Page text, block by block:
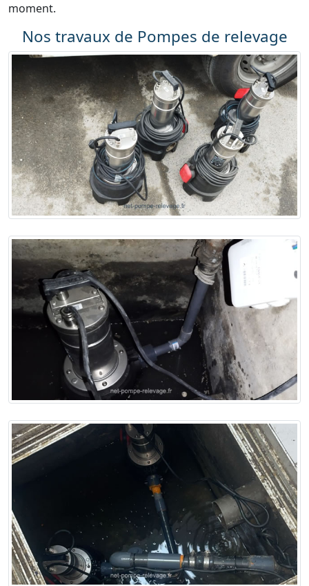
moment.
Nos travaux de Pompes de relevage